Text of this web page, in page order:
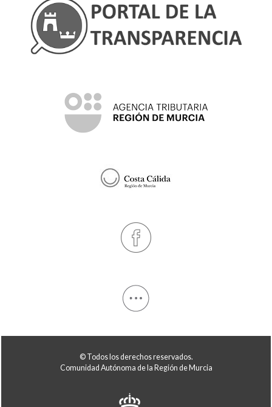
© Todos los derechos reservados.
Comunidad Autónoma de la Región de Murcia